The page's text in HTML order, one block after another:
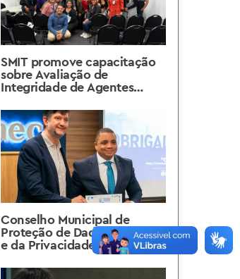
SMIT promove capacitação
sobre Avaliação de
Integridade de Agentes
focais do Programa Carioca
de Integridade Pública –
FIP.Rio e aos profissionais de
Recursos Humanos dos
órgãos e entidades
municipais
Conselho Municipal de
Proteção de Dados Pessoais
e da Privacidade realiza sua
3ª Reunião Ordinária de
2026